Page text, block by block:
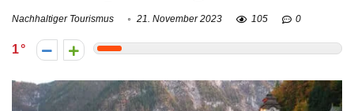
Nachhaltiger Tourismus 21. November 2023 105 0
1